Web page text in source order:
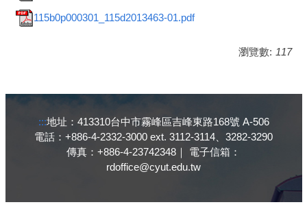
115b0p000301_115d2013463-01.pdf
瀏覽數: 117
:::地址：413310台中市霧峰區吉峰東路168號 A-506
電話：+886-4-2332-3000 ext. 3112-3114、3282-3290
傳真：+886-4-23742348｜ 電子信箱：
rdoffice@cyut.edu.tw